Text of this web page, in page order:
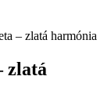
– zlatá harmónia
zlatá